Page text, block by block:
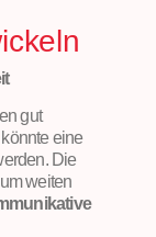
gut
eine
Die
weiten